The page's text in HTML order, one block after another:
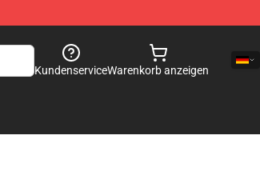
KundenserviceWarenkorb anzeigen